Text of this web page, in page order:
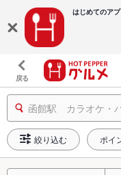
はじめてのア
戻る
函館駅 カラオケ・
絞り込む ポイ